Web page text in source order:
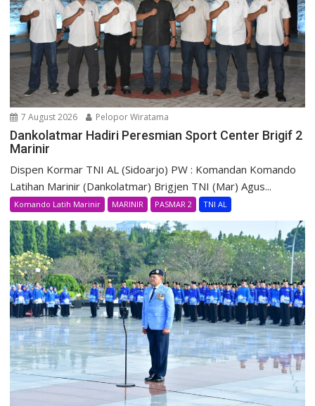
7 August 2026 Pelopor Wiratama
Dankolatmar Hadiri Peresmian Sport Center Brigif 2
Marinir
Dispen Kormar TNI AL (Sidoarjo) PW : Komandan Komando
Latihan Marinir (Dankolatmar) Brigjen TNI (Mar) Agus...
Komando Latih Marinir MARINIR PASMAR 2 TNI AL